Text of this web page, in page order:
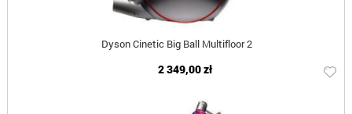
Dyson Cinetic Big Ball Multifloor 2
2 349,00 zł